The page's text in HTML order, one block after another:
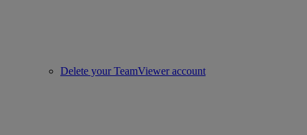
Delete your TeamViewer account